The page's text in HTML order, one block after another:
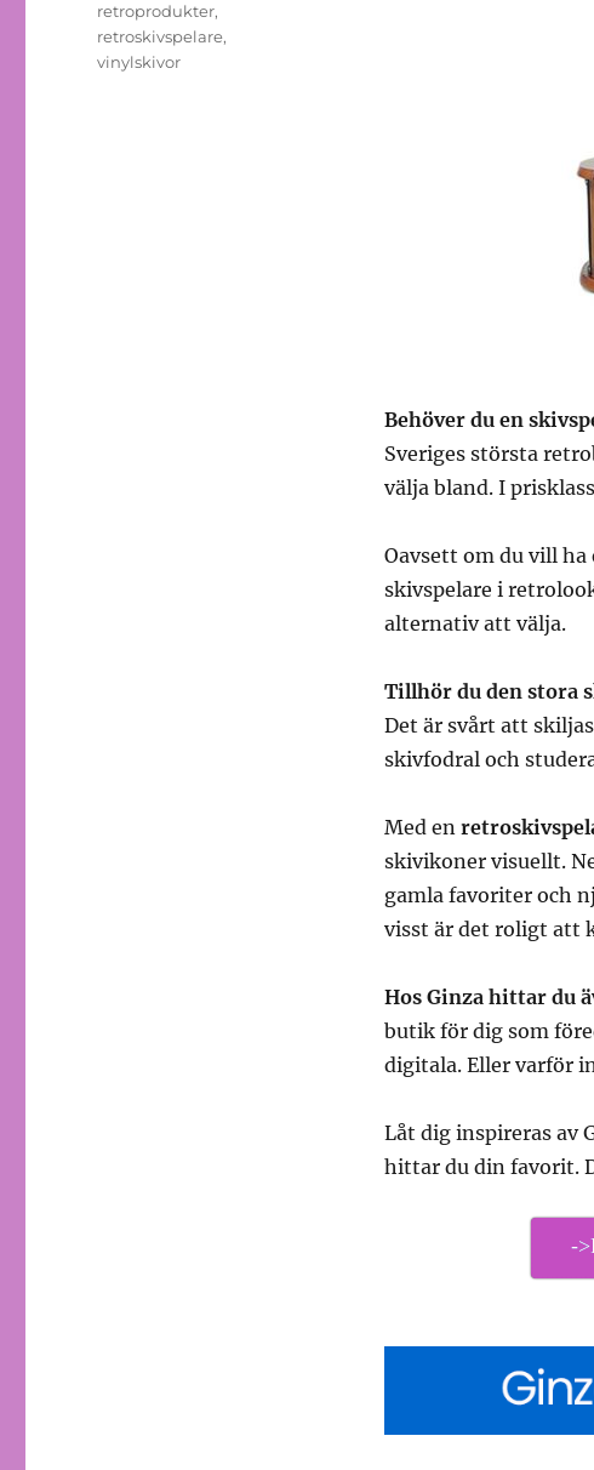
Behöver du en
Sveriges största
välja bland. I
Oavsett om du vill
skivspelare i
alternativ att välja.
Tillhör du den stora
Det är svårt att
skivfodral och
Med en
skivikoner visuellt.
gamla favoriter och
visst är det roligt att
Hos Ginza hittar du
butik för dig som
digitala. Eller varför
Låt dig inspireras av
hittar du din favorit.
-
retroprodukter,
retroskivspelare,
vinylskivor